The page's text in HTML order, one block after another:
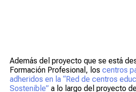
Además del proyecto que se está
Formación Profesional, los centros
adheridos en la “Red de centros
Sostenible” a lo largo del proyecto